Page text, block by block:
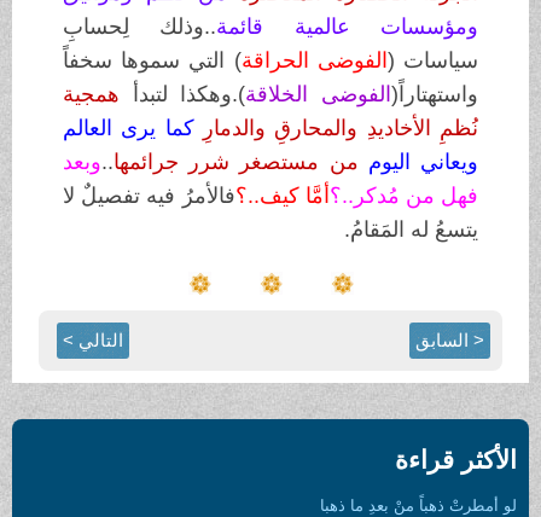
ومؤسسات عالمية قائمة..وذلك لِحسابِ
سياسات (الفوضى الحراقة) التي سموها سخفاً
واستهتاراً(الفوضى الخلاقة).وهكذا لتبدأهمجية
نُظمِ الأخاديدِ والمحارقِ والدمارِكما يرى العالم
ويعانياليوم منمستصغر شرر جرائمها..وبعد
فهل من مُدكر..؟ أمَّا كيف..؟فالأمرُ فيه تفصيلٌ لا
يتسعُ له المَقامُ.
< السابق التالي >
الأكثر قراءة
لو أمطرتْ ذهباً منْ بعدِ ما ذهبا